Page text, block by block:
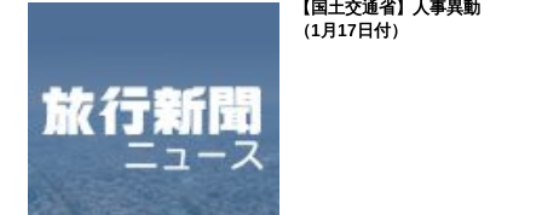
【国土交通省】人事異動
（1月17日付）